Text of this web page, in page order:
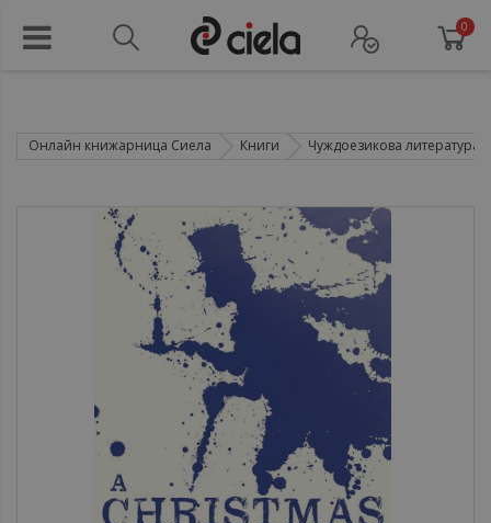
0
Онлайн книжарница Сиела Книги Чуждоезикова литература